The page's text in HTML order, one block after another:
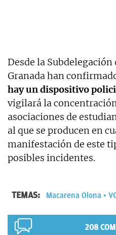
Desde la
Granada han
hay un dispositivo
vigilará la
asociaciones de
al que se producen en
manifestación de este
posibles incidentes.
TEMAS: Macarena Olona
208